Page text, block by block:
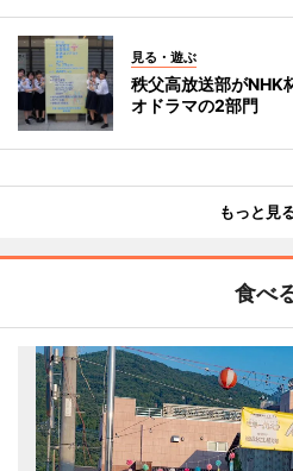
見る・遊ぶ
秩父高放送部が
オドラマの2部門
もっと見
食べ